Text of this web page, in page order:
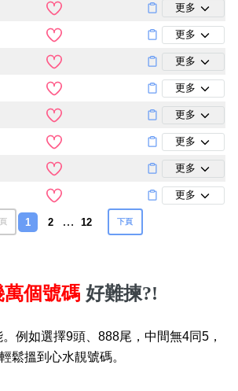
更多
更多
更多
更多
更多
更多
更多
更多
1 2 … 12 下頁
萬個號碼 好難揀?!
例如選擇9頭、888尾，中間無4同5，
輕鬆搵到心水靚號碼。